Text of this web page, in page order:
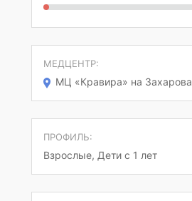
МЕДЦЕНТР:
МЦ «Кравира» на Захарова
ПРОФИЛЬ:
Взрослые, Дети с 1 лет